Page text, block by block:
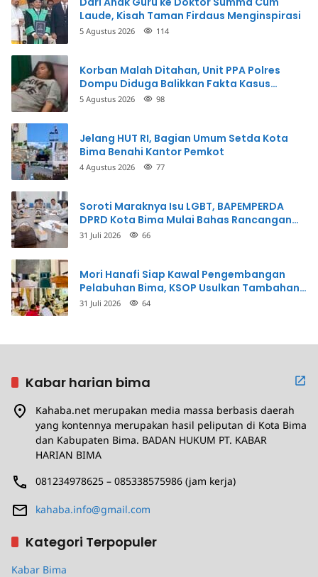
Laude, Kisah Taman Firdaus Menginspirasi
5 Agustus 2026 114
Korban Malah Ditahan, Unit PPA Polres
Dompu Diduga Balikkan Fakta Kasus
Penganiayaan
5 Agustus 2026 98
Jelang HUT RI, Bagian Umum Setda Kota
Bima Benahi Kantor Pemkot
4 Agustus 2026 77
Soroti Maraknya Isu LGBT, BAPEMPERDA
DPRD Kota Bima Mulai Bahas Rancangan
Perda Pencegahan
31 Juli 2026 66
Mori Hanafi Siap Kawal Pengembangan
Pelabuhan Bima, KSOP Usulkan Tambahan
Dermaga Rp400 Miliar
31 Juli 2026 64
Kabar harian bima
Kahaba.net merupakan media massa berbasis daerah
yang kontennya merupakan hasil peliputan di Kota Bima
dan Kabupaten Bima. BADAN HUKUM PT. KABAR
HARIAN BIMA
081234978625 – 085338575986 (jam kerja)
kahaba.info@gmail.com
Kategori Terpopuler
Kabar Bima